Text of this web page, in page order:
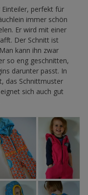
Einteiler, perfekt für
immer schön
Er wird mit einer
Der Schnitt ist
kann ihn zwar
so eng geschnitten,
darunter passt. In
das Schnittmuster
sich auch gut